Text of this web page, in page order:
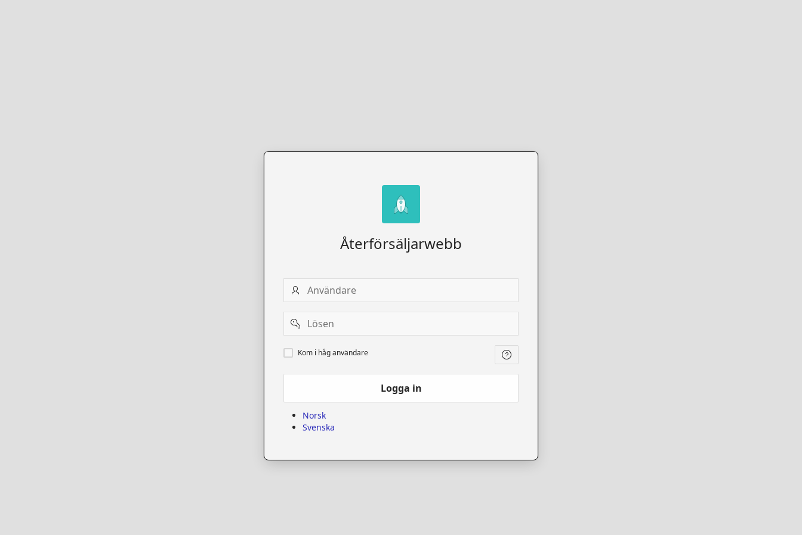
Återförsäljarwebb
Användare
Password
Kom
i
Kom i håg användare
Logga in
Norsk
Svenska